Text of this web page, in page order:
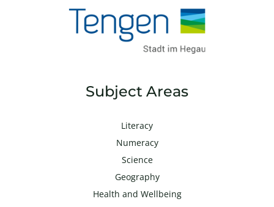
Subject Areas
Literacy
Numeracy
Science
Geography
Health and Wellbeing